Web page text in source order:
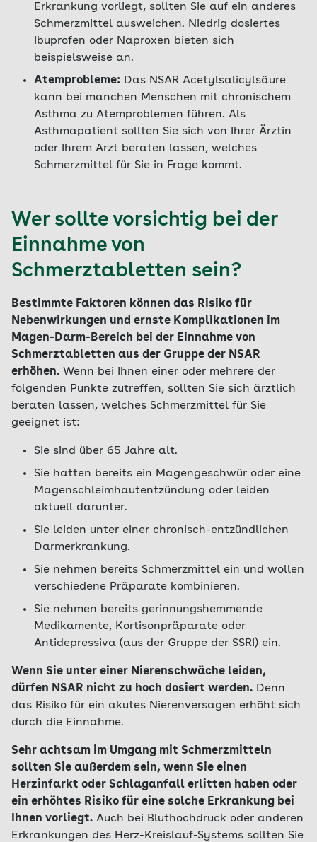
Erkrankung vorliegt, sollten Sie auf ein anderes
Schmerzmittel ausweichen. Niedrig dosiertes
Ibuprofen oder Naproxen bieten sich
beispielsweise an.
Atemprobleme: Das NSAR Acetylsalicylsäure
kann bei manchen Menschen mit chronischem
Asthma zu Atemproblemen führen. Als
Asthmapatient sollten Sie sich von Ihrer Ärztin
oder Ihrem Arzt beraten lassen, welches
Schmerzmittel für Sie in Frage kommt.
Wer sollte vorsichtig bei der
Einnahme von
Schmerztabletten sein?
Bestimmte Faktoren können das Risiko für
Nebenwirkungen und ernste Komplikationen im
Magen-Darm-Bereich bei der Einnahme von
Schmerztabletten aus der Gruppe der NSAR
erhöhen. Wenn bei Ihnen einer oder mehrere der
folgenden Punkte zutreffen, sollten Sie sich ärztlich
beraten lassen, welches Schmerzmittel für Sie
geeignet ist:
Sie sind über 65 Jahre alt.
Sie hatten bereits ein Magengeschwür oder eine
Magenschleimhautentzündung oder leiden
aktuell darunter.
Sie leiden unter einer chronisch-entzündlichen
Darmerkrankung.
Sie nehmen bereits Schmerzmittel ein und wollen
verschiedene Präparate kombinieren.
Sie nehmen bereits gerinnungshemmende
Medikamente, Kortisonpräparate oder
Antidepressiva (aus der Gruppe der SSRI) ein.
Wenn Sie unter einer Nierenschwäche leiden,
dürfen NSAR nicht zu hoch dosiert werden. Denn
das Risiko für ein akutes Nierenversagen erhöht sich
durch die Einnahme.
Sehr achtsam im Umgang mit Schmerzmitteln
sollten Sie außerdem sein, wenn Sie einen
Herzinfarkt oder Schlaganfall erlitten haben oder
ein erhöhtes Risiko für eine solche Erkrankung bei
Ihnen vorliegt. Auch bei Bluthochdruck oder anderen
Erkrankungen des Herz-Kreislauf-Systems sollten Sie